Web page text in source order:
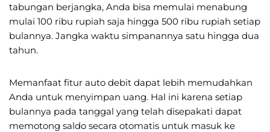
tabungan berjangka, Anda bisa memulai menabung
mulai 100 ribu rupiah saja hingga 500 ribu rupiah setiap
bulannya. Jangka waktu simpanannya satu hingga dua
tahun.
Memanfaat fitur auto debit dapat lebih memudahkan
Anda untuk menyimpan uang. Hal ini karena setiap
bulannya pada tanggal yang telah disepakati dapat
memotong saldo secara otomatis untuk masuk ke